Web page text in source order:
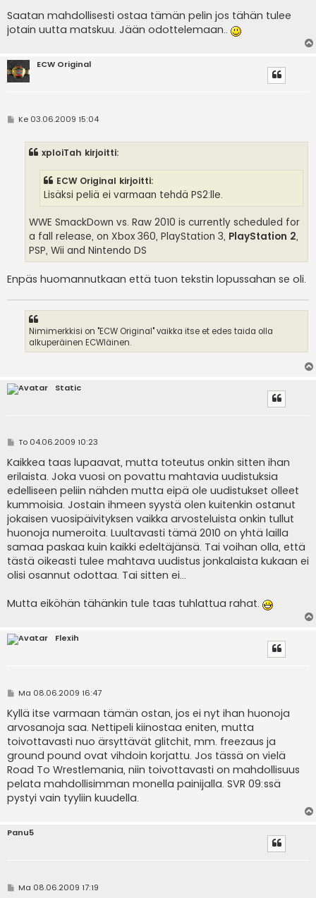
Saatan mahdollisesti ostaa tämän pelin jos tähän tulee
jotain uutta matskuu. Jään odottelemaan..
ECW Original
VKe 03.06.2009 15:04
xploiTah kirjoitti:
ECW Original kirjoitti:
Lisäksi peliä ei varmaan tehdä PS2:lle.
WWE SmackDown vs. Raw 2010 is currently scheduled for
a fall release, on Xbox 360, PlayStation 3, PlayStation 2,
PSP, Wii and Nintendo DS
Enpäs huomannutkaan että tuon tekstin lopussahan se oli.
Nimimerkkisi on "ECW Original" vaikka itse et edes taida olla
alkuperäinen ECWläinen.
Static
V
e
s
t
i
To 04.06.2009 10:23
Kaikkea taas lupaavat, mutta toteutus onkin sitten ihan
erilaista. Joka vuosi on povattu mahtavia uudistuksia
edelliseen peliin nähden mutta eipä ole uudistukset olleet
kummoisia. Jostain ihmeen syystä olen kuitenkin ostanut
jokaisen vuosipäivityksen vaikka arvosteluista onkin tullut
huonoja numeroita. Luultavasti tämä 2010 on yhtä lailla
samaa paskaa kuin kaikki edeltäjänsä. Tai voihan olla, että
tästä oikeasti tulee mahtava uudistus jonkalaista kukaan ei
olisi osannut odottaa. Tai sitten ei...
Mutta eiköhän tähänkin tule taas tuhlattua rahat.
Flexih
V
e
s
t
i
Ma 08.06.2009 16:47
Kyllä itse varmaan tämän ostan, jos ei nyt ihan huonoja
arvosanoja saa. Nettipeli kiinostaa eniten, mutta
toivottavasti nuo ärsyttävät glitchit, mm. freezaus ja
ground pound ovat vihdoin korjattu. Jos tässä on vielä
Road To Wrestlemania, niin toivottavasti on mahdollisuus
pelata mahdollisimman monella painijalla. SVR 09:ssä
pystyi vain tyyliin kuudella.
Panu5
VMa 08.06.2009 17:19